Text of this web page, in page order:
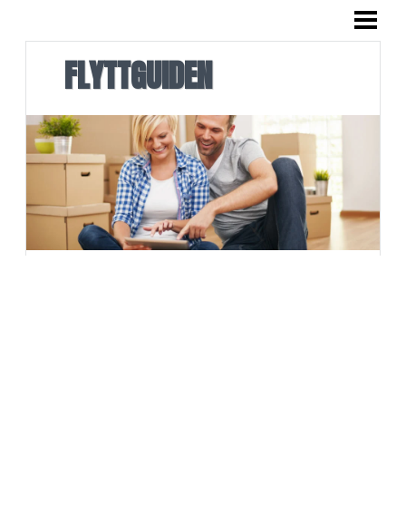
FLYTTA ISÄR
FLYTTA HUS
FLYTTPACKA
ANMÄLA FLYTT
FLYTTGUIDEN